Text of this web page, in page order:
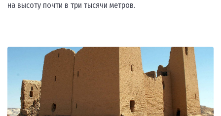
на высоту почти в три тысячи метров.